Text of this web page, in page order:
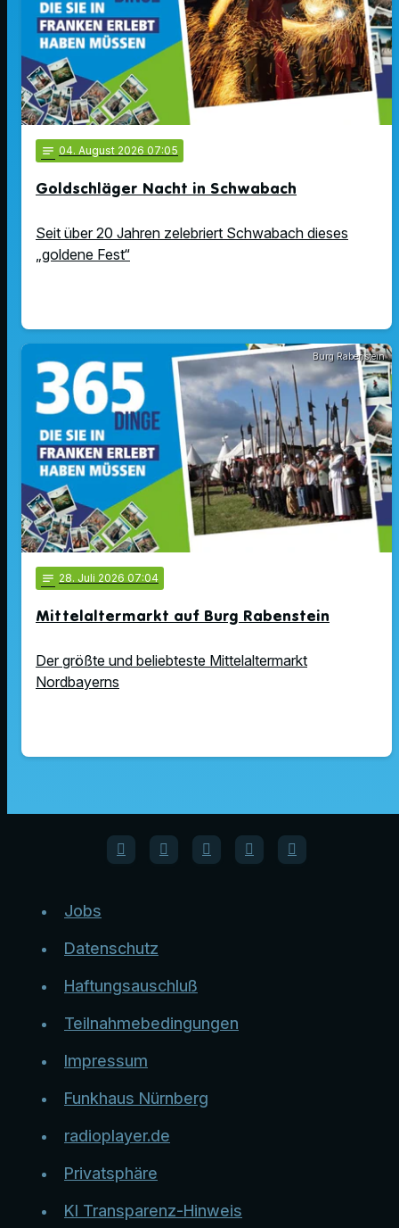
notes 04. August 2026 07:05
Goldschläger Nacht in Schwabach
Seit über 20 Jahren zelebriert Schwabach dieses
„goldene Fest“
Burg Rabenstein
notes 28. Juli 2026 07:04
Mittelaltermarkt auf Burg Rabenstein
Der größte und beliebteste Mittelaltermarkt
Nordbayerns
Jobs
Datenschutz
Haftungsauschluß
Teilnahmebedingungen
Impressum
Funkhaus Nürnberg
radioplayer.de
Privatsphäre
KI Transparenz-Hinweis